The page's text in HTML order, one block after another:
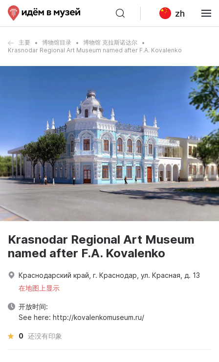
zh
主要 博物馆目录
博物馆 克拉斯诺达尔
Krasnodar Regional Art Museum named after F.A. Kovalenko
Krasnodar Regional Art Museum
named after F.A. Kovalenko
Краснодарский край, г. Краснодар, ул. Красная, д. 13
在地图上显示
开放时间:
See here: http://kovalenkomuseum.ru/
0 还没有印象